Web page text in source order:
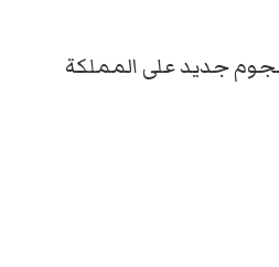
جديد على المملكة